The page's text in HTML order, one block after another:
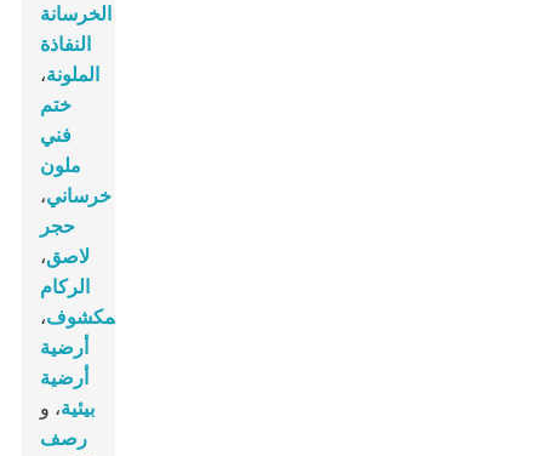
الخرسانة
النفاذة
الملونة،
ختم
فني
ملون
خرساني،
حجر
لاصق،
الركام
المكشوف،
أرضية
أرضية
بيئية، و
رصف